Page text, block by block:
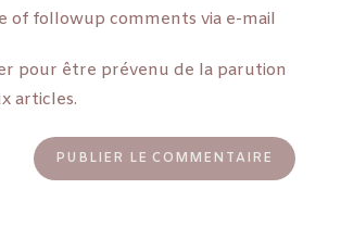
of followup comments via e-mail
pour être prévenu de la parution
articles.